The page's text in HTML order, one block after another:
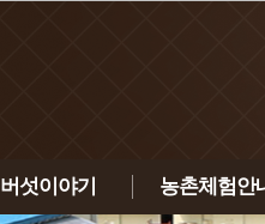
버섯이야기 농촌체험안